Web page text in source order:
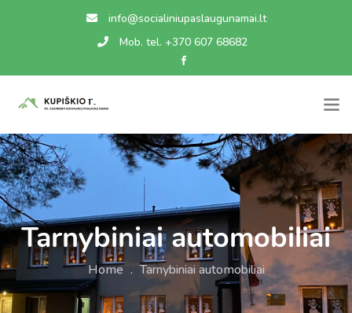
info@socialiniupaslaugunamai.lt
Mob. tel. +370 607 68682
Tarnybiniai automobiliai
Home . Tarnybiniai automobiliai